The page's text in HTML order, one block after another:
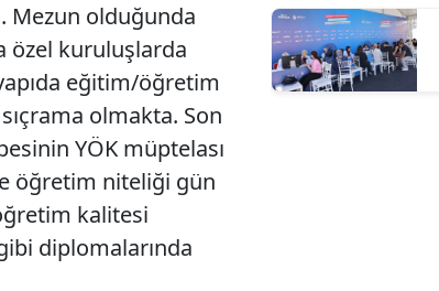
Mezun olduğunda
özel kuruluşlarda
eğitim/öğretim
olmakta. Son
YÖK müptelası
öğretim niteliği gün
kalitesi
diplomalarında